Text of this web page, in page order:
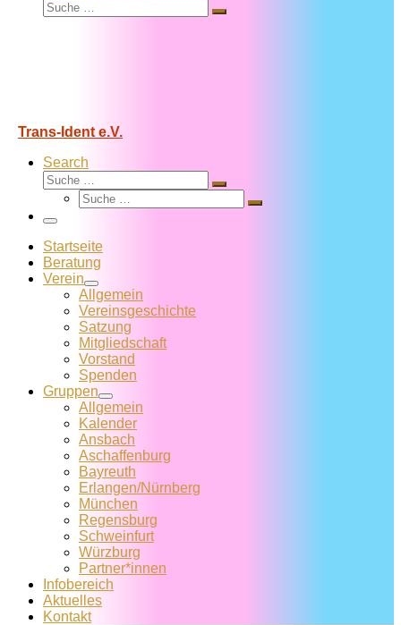
Suche
Suche
Trans-Ident e.V.
Search
Suche
Suche
Suche
Suche
Menü
Startseite
Beratung
Verein
Allgemein
Vereins­geschichte
Satzung
Mitglied­schaft
Vorstand
Spenden
Gruppen
Allgemein
Kalender
Ansbach
Aschaffenburg
Bayreuth
Erlangen/Nürnberg
München
Regensburg
Schweinfurt
Würzburg
Partner*innen
Infobereich
Aktuelles
Kontakt